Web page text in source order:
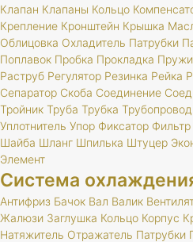
Клапан Клапаны Кольцо
Крепление Кронштейн Крышка
Облицовка Охладитель Патрубки
Поплавок Пробка Прокладка
Раструб Регулятор Резинка Рейка
Сепаратор Скоба Соединение
Тройник Труба Трубка Трубопровод
Уплотнитель Упор Фиксатор Фильтр
Шайба Шланг Шпилька Штуцер
Элемент
Система
Антифриз Бачок Вал Валик
Жалюзи Заглушка Кольцо Корпус
Натяжитель Отражатель Патрубки